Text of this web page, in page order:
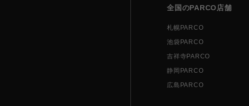
全国のPARCO店舗
札幌PARCO
池袋PARCO
吉祥寺PARCO
静岡PARCO
広島PARCO